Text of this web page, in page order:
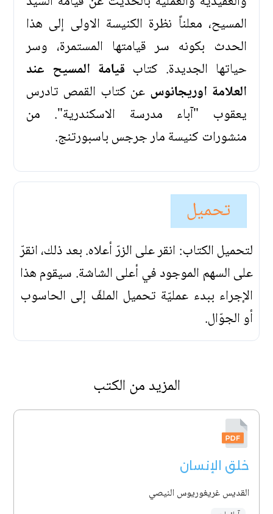
المسيح، معلناً نظرة الكنيسة الاولى إلى هذا
الحدث بكونه سر قيامتها المستمرة، وسر
حياتها الجديدة. كتاب قيامة المسيح عند
العلامة اوريجانوس عن كتاب القمص تادرس
يعقوب "آباء مدرسة الاسكندرية". من
منشورات كنيسة مار جرجس باسبورتنج.
تحميل
لتحميل الكتاب: انقر على الزرّ أعلاه. بعد ذلك، انقرّ
على السهم الموجود في أعلى الشاشة. سيقوم هذا
الإجراء ببدء عمليّة تحميل الملفّ إلى الحاسوب
أو الجوّال.
المزيد من الكتب
خلق الإنسان
القديس غريغوريوس النيصي